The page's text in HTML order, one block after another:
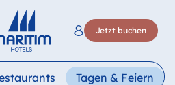
Jetzt buchen
Français Italiano
Tagen & Feiern